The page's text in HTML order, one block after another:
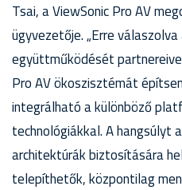
Tsai, a ViewSonic Pro AV
ügyvezetője. „Erre
együttműködését
Pro AV ökoszisztémát
integrálható a különböző
technológiákkal. A hangsúlyt
architektúrák biztosítására
telepíthetők, központilag